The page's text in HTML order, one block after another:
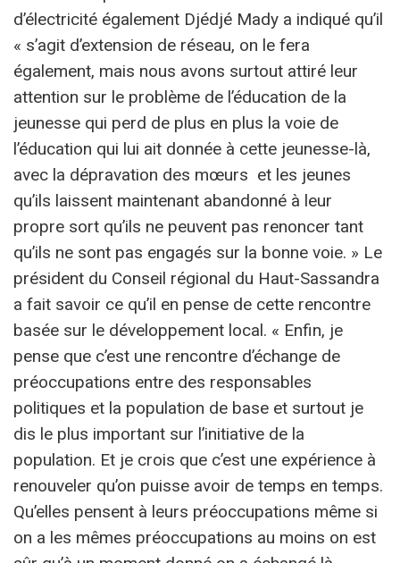
d’électricité également Djédjé Mady a indiqué qu’il
« s’agit d’extension de réseau, on le fera
également, mais nous avons surtout attiré leur
attention sur le problème de l’éducation de la
jeunesse qui perd de plus en plus la voie de
l’éducation qui lui ait donnée à cette jeunesse-là,
avec la dépravation des mœurs et les jeunes
qu’ils laissent maintenant abandonné à leur
propre sort qu’ils ne peuvent pas renoncer tant
qu’ils ne sont pas engagés sur la bonne voie. » Le
président du Conseil régional du Haut-Sassandra
a fait savoir ce qu’il en pense de cette rencontre
basée sur le développement local. « Enfin, je
pense que c’est une rencontre d’échange de
préoccupations entre des responsables
politiques et la population de base et surtout je
dis le plus important sur l’initiative de la
population. Et je crois que c’est une expérience à
renouveler qu’on puisse avoir de temps en temps.
Qu’elles pensent à leurs préoccupations même si
on a les mêmes préoccupations au moins on est